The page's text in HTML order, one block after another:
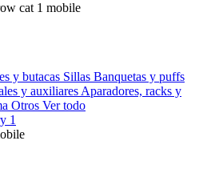
y butacas Sillas Banquetas y puffs
y auxiliares Aparadores, racks y
Otros Ver todo